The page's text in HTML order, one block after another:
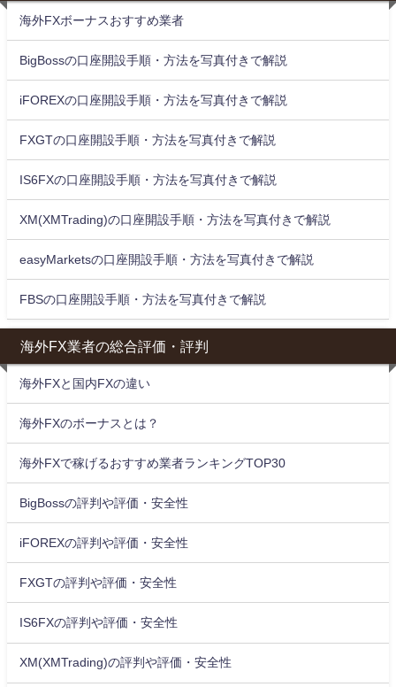
海外FXボーナスおすすめ業者
BigBossの口座開設手順・方法を写真付きで解説
iFOREXの口座開設手順・方法を写真付きで解説
FXGTの口座開設手順・方法を写真付きで解説
IS6FXの口座開設手順・方法を写真付きで解説
XM(XMTrading)の口座開設手順・方法を写真付きで解説
easyMarketsの口座開設手順・方法を写真付きで解説
FBSの口座開設手順・方法を写真付きで解説
海外FX業者の総合評価・評判
海外FXと国内FXの違い
海外FXのボーナスとは？
海外FXで稼げるおすすめ業者ランキングTOP30
BigBossの評判や評価・安全性
iFOREXの評判や評価・安全性
FXGTの評判や評価・安全性
IS6FXの評判や評価・安全性
XM(XMTrading)の評判や評価・安全性